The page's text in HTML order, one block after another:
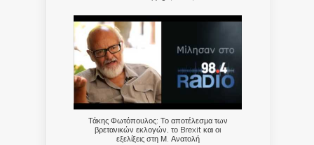
Τάκης Φωτόπουλος: Το αποτέλεσμα των
βρετανικών εκλογών, το Brexit και οι
εξελίξεις στη Μ. Ανατολή